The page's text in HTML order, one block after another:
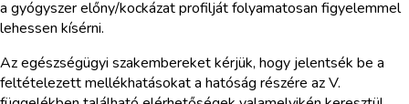
a gyógyszer előny/kockázat profilját folyamatosan figyelemmel
lehessen kísérni.
Az egészségügyi szakembereket kérjük, hogy jelentsék be a
feltételezett mellékhatásokat a hatóság részére az V.